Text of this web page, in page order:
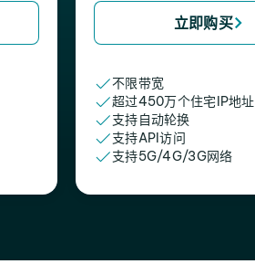
立即购买
不限带宽
超过450万个住宅IP地址
支持自动轮换
支持API访问
支持5G/4G/3G网络